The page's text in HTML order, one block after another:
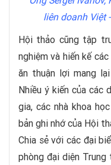
liên doanh Việt
Hội thảo cũng tập
nghiệm và hiến kế
ăn thuận lợi mang
Nhiều ý kiến của các
gia, các nhà khoa
bản ghi nhớ của Hội
Chia sẻ với các đại
phòng đại diện